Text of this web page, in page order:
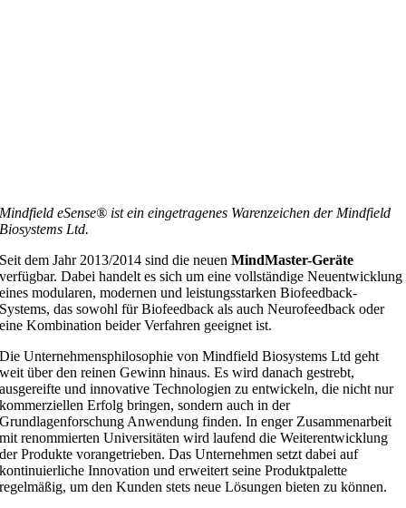
Mindfield eSense® ist ein eingetragenes Warenzeichen der Mindfield
Biosystems Ltd.
Seit dem Jahr 2013/2014 sind die neuenMindMaster-Geräte
verfügbar. Dabei handelt es sich um eine vollständige Neuentwicklung
eines modularen, modernen und leistungsstarken Biofeedback-
Systems, das sowohl für Biofeedback als auch Neurofeedback oder
eine Kombination beider Verfahren geeignet ist.
Die Unternehmensphilosophie von Mindfield Biosystems Ltd geht
weit über den reinen Gewinn hinaus. Es wird danach gestrebt,
ausgereifte und innovative Technologien zu entwickeln, die nicht nur
kommerziellen Erfolg bringen, sondern auch in der
Grundlagenforschung Anwendung finden. In enger Zusammenarbeit
mit renommierten Universitäten wird laufend die Weiterentwicklung
der Produkte vorangetrieben. Das Unternehmen setzt dabei auf
kontinuierliche Innovation und erweitert seine Produktpalette
regelmäßig, um den Kunden stets neue Lösungen bieten zu können.